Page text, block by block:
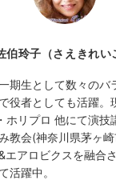
伯玲子（さえきれい
期生として数々のバ
役者としても活躍。
ホリプロ 他にて演技
教会(神奈川県茅ヶ
エアロビクスを融合
活躍中。